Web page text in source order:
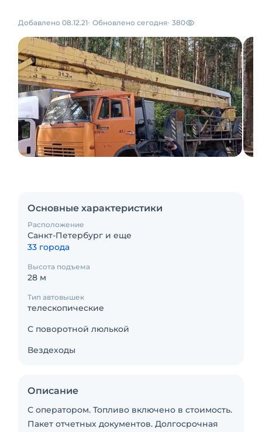
Добавлено 08.12.21 Обновлено сегодня 380
Основные характеристики
Расположение
Санкт-Петербург и еще
33 города
Высота подъема
28 м
Тип автовышек
телескопические
С поворотной люлькой
Вездеходы
Описание
С оператором. Топливо включено в стоимость.
Пакет отчетных документов. Долгосрочная